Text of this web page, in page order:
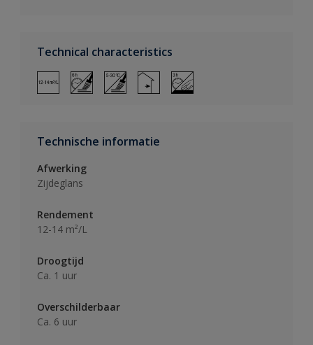
Technical characteristics
Technische informatie
Afwerking
Zijdeglans
Rendement
12-14 m²/L
Droogtijd
Ca. 1 uur
Overschilderbaar
Ca. 6 uur